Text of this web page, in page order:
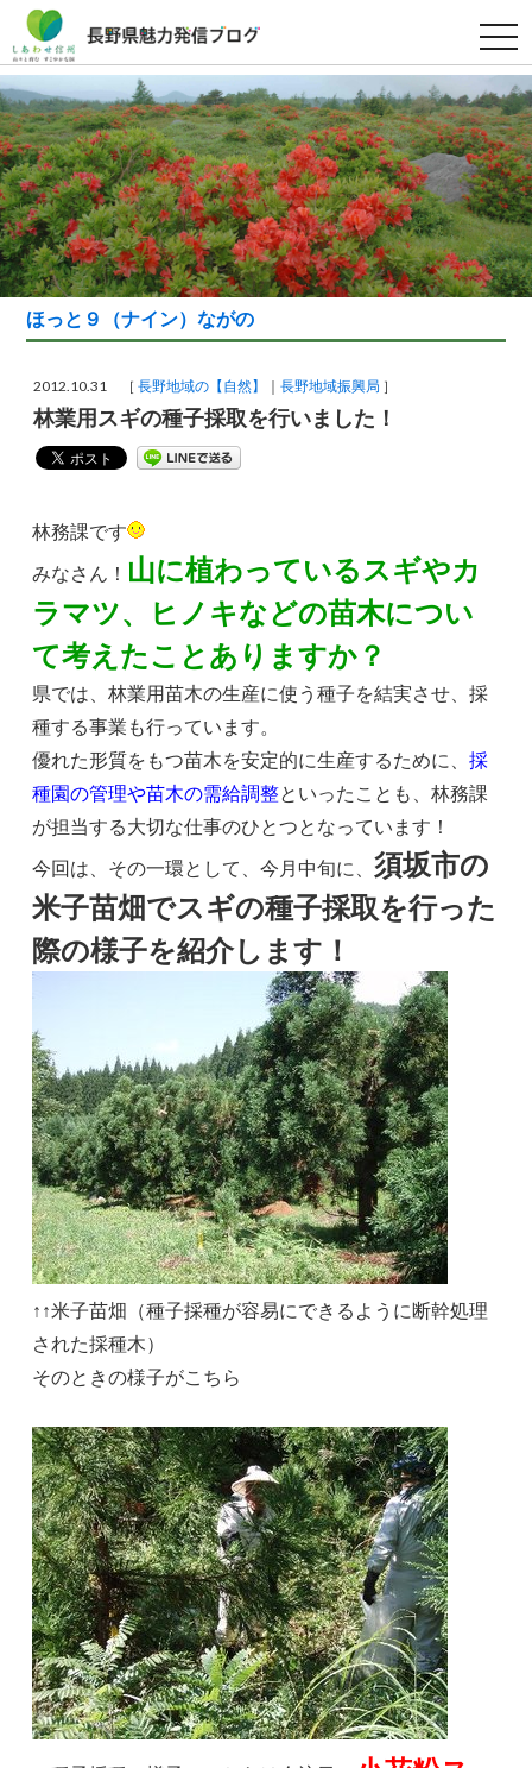
t
o
g
l
e
n
a
v
i
g
a
t
i
o
n
ほっと９（ナイン）ながの
2012.10.31 ［長野地域の【自然】 長野地域振興局 ］
林業用スギの種子採取を行いました！
林務課です
みなさん！ 山に植わっているスギやカ
ラマツ、ヒノキなどの苗木につい
て考えたことありますか？
県では、林業用苗木の生産に使う種子を結実させ、採
種する事業も行っています。
優れた形質をもつ苗木を安定的に生産するために、採
種園の管理や苗木の需給調整といったことも、林務課
が担当する大切な仕事のひとつとなっています！
今回は、その一環として、今月中旬に、 須坂市の
米子苗畑でスギの種子採取を行った
際の様子を紹介します！
↑↑米子苗畑（種子採種が容易にできるように断幹処理
された採種木）
そのときの様子がこちら